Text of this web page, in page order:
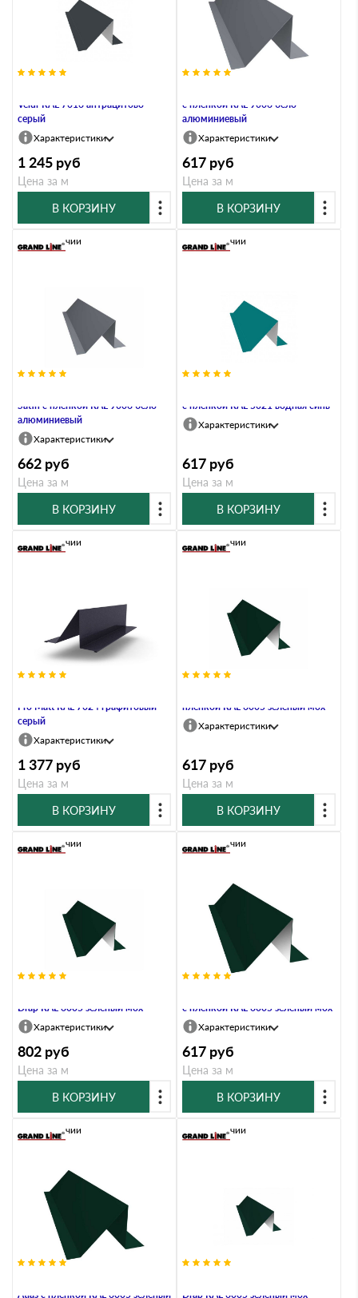
Velur RAL 7016 антрацитово-
серый
Характеристики
1 245 руб
Цена за м
В КОРЗИНУ
с пленкой RAL 9006 бело-
алюминиевый
Характеристики
617 руб
Цена за м
В КОРЗИНУ
Satin с пленкой RAL 9006 бело-
алюминиевый
В наличии
Характеристики
662 руб
Цена за м
В КОРЗИНУ
с пленкой RAL 5021 водная синь
В наличии
Характеристики
617 руб
Цена за м
В КОРЗИНУ
Pro Matt RAL 7024 графитовый
серый
В наличии
Характеристики
1 377 руб
Цена за м
В КОРЗИНУ
пленкой RAL 6005 зеленый мох
В наличии
Характеристики
617 руб
Цена за м
В КОРЗИНУ
Drap RAL 6005 зеленый мох
В наличии
Характеристики
802 руб
Цена за м
В КОРЗИНУ
с пленкой RAL 6005 зеленый мох
В наличии
Характеристики
617 руб
Цена за м
В КОРЗИНУ
Atlas с пленкой RAL 6005 зеленый
В наличии
Drap RAL 6005 зеленый мох
В наличии